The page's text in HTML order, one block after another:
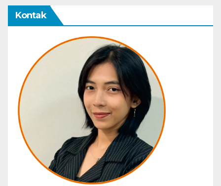
Kontak